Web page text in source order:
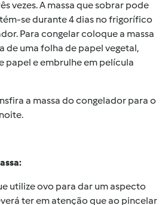
vezes. A massa que sobrar pode
se durante 4 dias no frigorífico
Para congelar coloque a massa
de uma folha de papel vegetal,
papel e embrulhe em película
a massa do congelador para o
utilize ovo para dar um aspecto
ter em atenção que ao pincelar